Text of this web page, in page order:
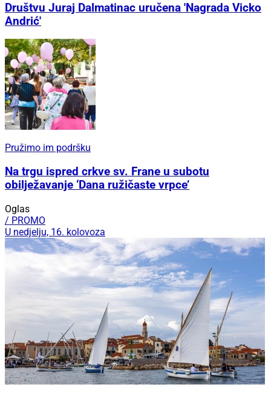
Društvu Juraj Dalmatinac uručena 'Nagrada Vicko
Andrić'
Pružimo im podršku
Na trgu ispred crkve sv. Frane u subotu
obilježavanje ‘Dana ružičaste vrpce’
Oglas
/ PROMO
U nedjelju, 16. kolovoza